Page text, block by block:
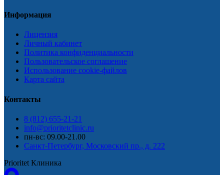
Информация
Лицензия
Личный кабинет
Политика конфиденциальности
Пользовательское соглашение
Использование cookie-файлов
Карта сайта
Контакты
8 (812) 655-21-21
info@prioritetclinic.ru
пн-вс: 09.00-21.00
Санкт-Петербург, Московский пр., д. 222
Prioritet Клиника